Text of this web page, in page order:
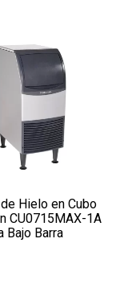
Hielo en Cubo
CU0715MAX-1A
Bajo Barra